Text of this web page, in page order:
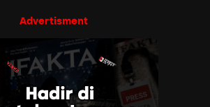
Advertisment